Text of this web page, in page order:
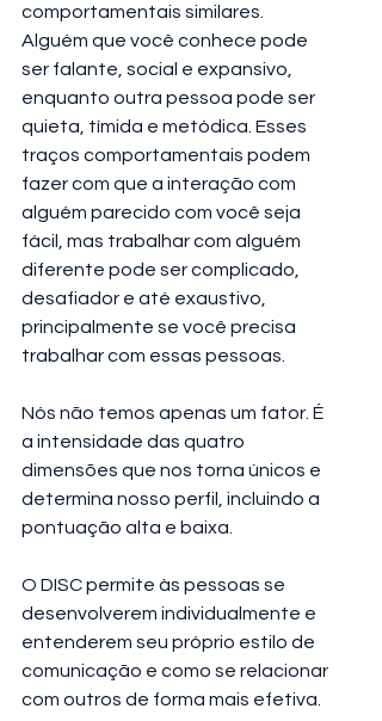
comportamentais similares.
Alguém que você conhece pode
ser falante, social e expansivo,
enquanto outra pessoa pode ser
quieta, tímida e metódica. Esses
traços comportamentais podem
fazer com que a interação com
alguém parecido com você seja
fácil, mas trabalhar com alguém
diferente pode ser complicado,
desafiador e até exaustivo,
principalmente se você precisa
trabalhar com essas pessoas.
Nós não temos apenas um fator. É
a intensidade das quatro
dimensões que nos torna únicos e
determina nosso perfil, incluindo a
pontuação alta e baixa.
O DISC permite às pessoas se
desenvolverem individualmente e
entenderem seu próprio estilo de
comunicação e como se relacionar
com outros de forma mais efetiva.